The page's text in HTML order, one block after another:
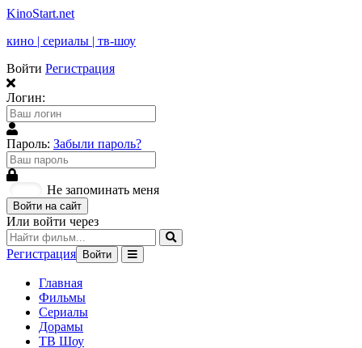
KinoStart.net
кино | сериалы | тв-шоу
Войти Регистрация
Логин:
Пароль: Забыли пароль?
Не запоминать меня
Войти на сайт
Или войти через
Регистрация Войти
Главная
Фильмы
Сериалы
Дорамы
ТВ Шоу